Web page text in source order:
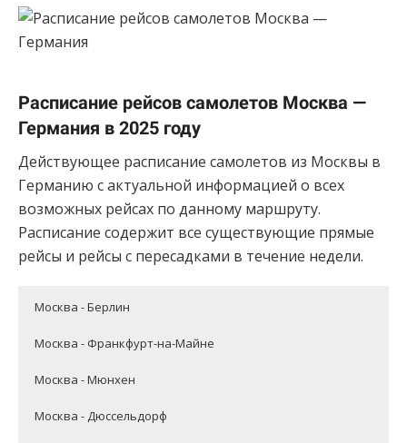
Расписание рейсов самолетов Москва —
Германия в 2025 году
Действующее расписание самолетов из Москвы в
Германию с актуальной информацией о всех
возможных рейсах по данному маршруту.
Расписание содержит все существующие прямые
рейсы и рейсы с пересадками в течение недели.
Москва - Берлин
Москва - Франкфурт-на-Майне
Москва - Мюнхен
Москва - Дюссельдорф